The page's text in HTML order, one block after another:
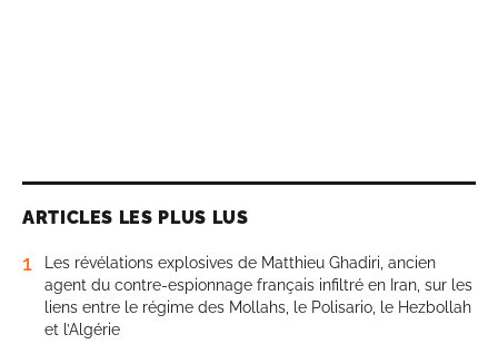
ARTICLES LES PLUS LUS
1
Les révélations explosives de Matthieu Ghadiri, ancien
agent du contre-espionnage français infiltré en Iran, sur les
liens entre le régime des Mollahs, le Polisario, le Hezbollah
et l’Algérie